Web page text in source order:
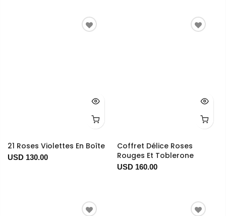
21 Roses Violettes En Boîte
USD 130.00
Coffret Délice Roses
Rouges Et Toblerone
USD 160.00